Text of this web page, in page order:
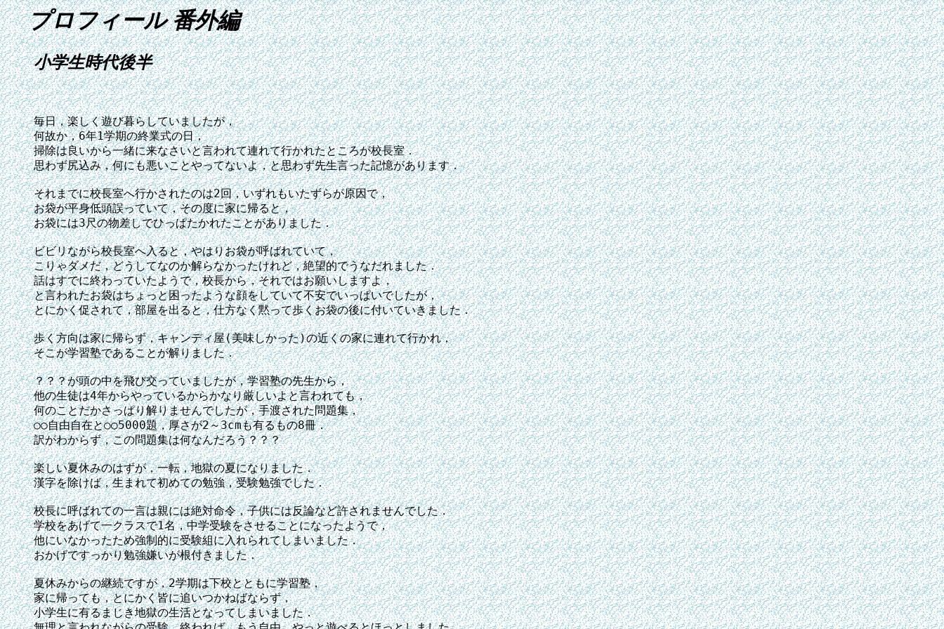
プロフィール 番外編
小学生時代後半
毎日，楽しく遊び暮らしていましたが，
何故か，6年1学期の終業式の日，
掃除は良いから一緒に来なさいと言われて連れて行かれたところが校長室．
思わず尻込み，何にも悪いことやってないよ，と思わず先生言った記憶があります．
それまでに校長室へ行かされたのは2回，いずれもいたずらが原因で，
お袋が平身低頭誤っていて，その度に家に帰ると，
お袋には3尺の物差しでひっぱたかれたことがありました．
ビビリながら校長室へ入ると，やはりお袋が呼ばれていて，
こりゃダメだ，どうしてなのか解らなかったけれど，絶望的でうなだれました．
話はすでに終わっていたようで，校長から，それではお願いしますよ，
と言われたお袋はちょっと困ったような顔をしていて不安でいっぱいでしたが，
とにかく促されて，部屋を出ると，仕方なく黙って歩くお袋の後に付いていきました．
歩く方向は家に帰らず，キャンディ屋(美味しかった)の近くの家に連れて行かれ，
そこが学習塾であることが解りました．
？？？が頭の中を飛び交っていましたが，学習塾の先生から，
他の生徒は4年からやっているからかなり厳しいよと言われても，
何のことだかさっぱり解りませんでしたが，手渡された問題集，
○○自由自在と○○5000題，厚さが2～3cmも有るもの8冊．
訳がわからず，この問題集は何なんだろう？？？
楽しい夏休みのはずが，一転，地獄の夏になりました．
漢字を除けば，生まれて初めての勉強，受験勉強でした．
校長に呼ばれての一言は親には絶対命令，子供には反論など許されませんでした．
学校をあげて一クラスで1名，中学受験をさせることになったようで，
他にいなかったため強制的に受験組に入れられてしまいました．
おかげですっかり勉強嫌いが根付きました．
夏休みからの継続ですが，2学期は下校とともに学習塾，
家に帰っても，とにかく皆に追いつかねばならず，
小学生に有るまじき地獄の生活となってしまいました．